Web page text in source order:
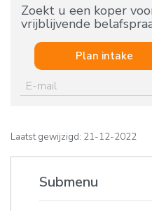
Zoekt u een koper
vrijblijvende
Plan intake
Laatst gewijzigd: 21-12-2022
Submenu